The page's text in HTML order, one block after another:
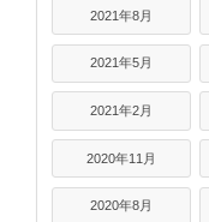
2021年8月
2021年5月
2021年2月
2020年11月
2020年8月